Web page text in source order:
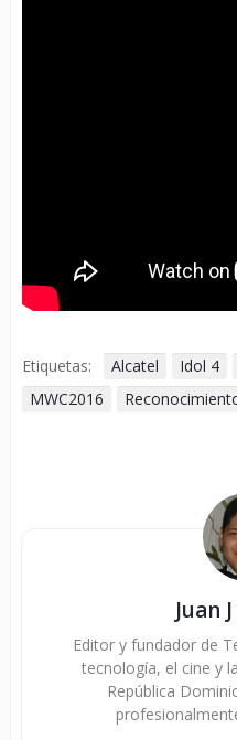
Etiquetas: Alcatel Idol 4
MWC2016
Juan
Editor y fundador de
tecnología, el cine y
República